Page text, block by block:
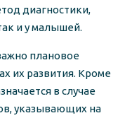
диагностики,
и у малышей.
плановое
их развития. Кроме
в случае
указывающих на